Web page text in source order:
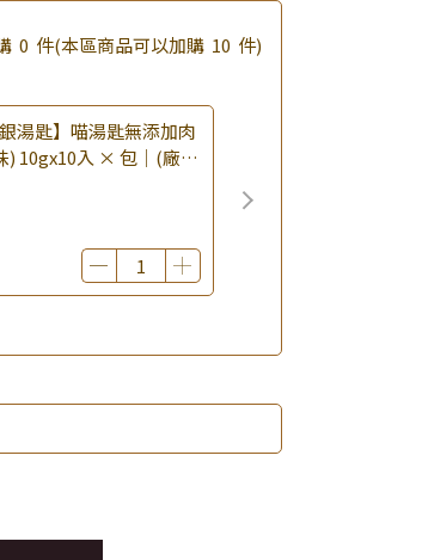
0 件(本區商品可以加購 10 件)
湯匙】喵湯匙無添加肉
) 10gx10入 × 包｜(廠效
貓點心 肉泥條｜即期